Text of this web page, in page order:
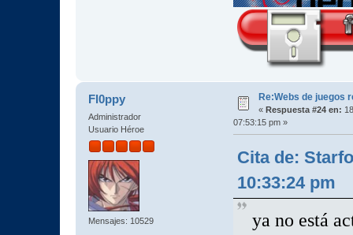
Fl0ppy
Administrador
Usuario Héroe
Mensajes: 10529
Re:Webs de juegos
« Respuesta #24 en:
07:53:15 pm »
Cita de:
10:33:24 pm
ya no está